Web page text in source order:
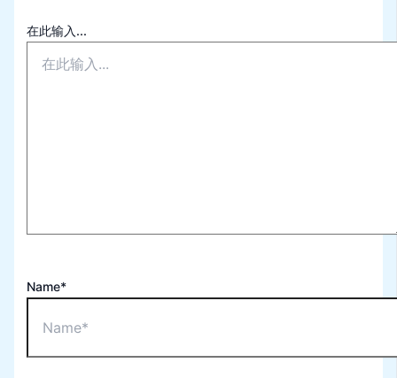
在此输入...
Name*